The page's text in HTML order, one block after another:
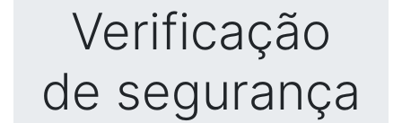
Verificação
de segurança